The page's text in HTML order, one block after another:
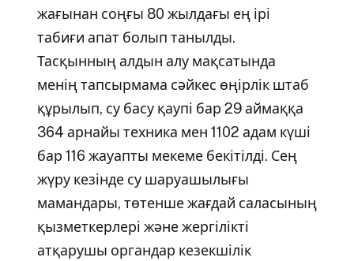
жағынан соңғы 80 жылдағы ең ірі
табиғи апат болып танылды.
Тасқынның алдын алу мақсатында
менің тапсырмама сәйкес өңірлік штаб
құрылып, су басу қаупі бар 29 аймаққа
364 арнайы техника мен 1102 адам күші
бар 116 жауапты мекеме бекітілді. Сең
жүру кезінде су шаруашылығы
мамандары, төтенше жағдай саласының
қызметкерлері және жергілікті
атқарушы органдар кезекшілік